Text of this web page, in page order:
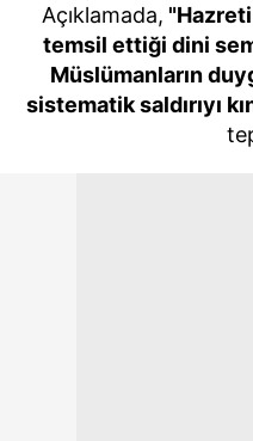
Açıklamada, "Hazreti
temsil ettiği dini
Müslümanların
sistematik saldırıyı